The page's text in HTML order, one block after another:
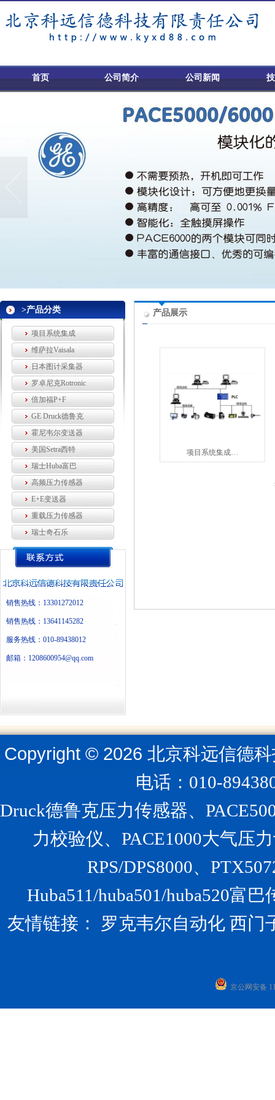
首页 公司简介 公司新闻
>产品分类
项目系统集成
维萨拉Vaisala
日本图计采集器
罗卓尼克Rotronic
倍加福P+F
GE Druck德鲁克
霍尼韦尔变送器
美国Setra西特
瑞士Huba富巴
高频压力传感器
E+E变送器
重载压力传感器
瑞士奇石乐
销售热线：13301272012
销售热线：13641145282
服务热线：010-89438012
邮箱：1208600954@qq.com
产品展示
项目系统集成…
Copyright © 2026北京科远信德
电话：010-
Druck德鲁克压力传感器、
力校验仪、PACE1000大气压
RPS/DPS8000、
Huba511/huba501/huba520富
友情链接： 罗克韦尔自动化 西门
京公网安备